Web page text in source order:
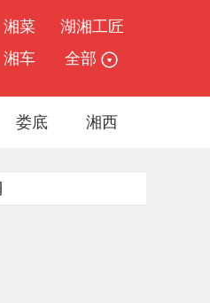
湘菜
湖湘工匠
湘车 全部
娄底 湘西